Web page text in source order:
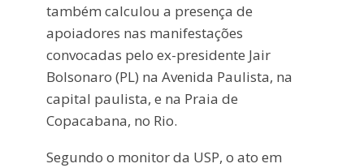
também calculou a presença de
apoiadores nas manifestações
convocadas pelo ex-presidente Jair
Bolsonaro (PL) na Avenida Paulista, na
capital paulista, e na Praia de
Copacabana, no Rio.
Segundo o monitor da USP, o ato em